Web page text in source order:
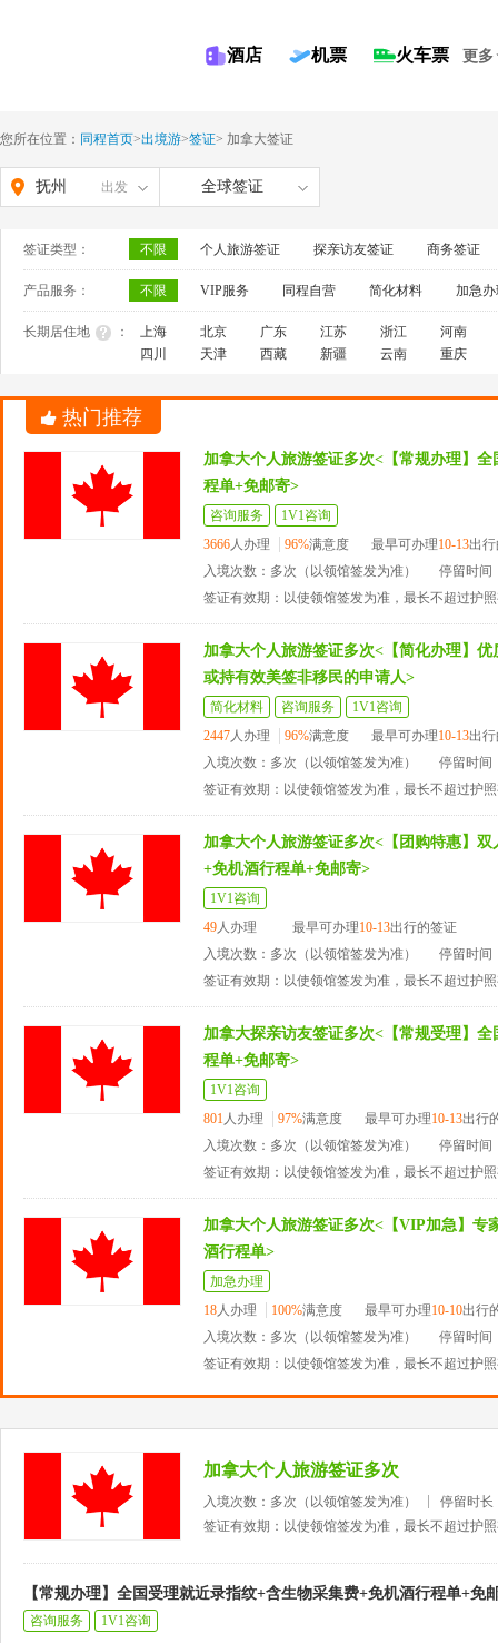
酒店 机票 火车票 更多
您所在位置： 同程首页>出境游>签证> 加拿大签证
抚州 出发 全球签证
签证类型： 不限 个人旅游签证 探亲访友签证 商务签证
产品服务： 不限 VIP服务 同程自营 简化材料 加急
长期居住地 ： 上海 北京 广东 江苏 浙江
河南
四川
天津 西藏 新疆 云南 重庆
热门推荐
加拿大个人旅游签证多次<【常规办理】
程单+免邮寄>
咨询服务
1V1咨询
3666人办理 96%满意度 最早可办理10-13出
入境次数：多次（以领馆签发为准）
停留时间
签证有效期：以使领馆签发为准，最长不超过护
加拿大个人旅游签证多次<【简化办理】
或持有效美签非移民的申请人>
简化材料 咨询服务
1V1咨询
2447人办理 96%满意度 最早可办理10-13出
入境次数：多次（以领馆签发为准）
停留时间
签证有效期：以使领馆签发为准，最长不超过护
加拿大个人旅游签证多次<【团购特惠】
+免机酒行程单+免邮寄>
1V1咨询
49人办理 最早可办理10-13出行的签证
入境次数：多次（以领馆签发为准）
停留时间
签证有效期：以使领馆签发为准，最长不超过护
加拿大探亲访友签证多次<【常规受理】
程单+免邮寄>
1V1咨询
801人办理 97%满意度 最早可办理10-13出行
入境次数：多次（以领馆签发为准）
停留时间
签证有效期：以使领馆签发为准，最长不超过护
加拿大个人旅游签证多次<【VIP加急】专
酒行程单>
加急办理
18人办理 100%满意度 最早可办理10-10出行
入境次数：多次（以领馆签发为准）
停留时间
签证有效期：以使领馆签发为准，最长不超过护
加拿大个人旅游签证多次
入境次数：多次（以领馆签发为准）
停留时长
签证有效期：以使领馆签发为准，最长不超过护
【常规办理】全国受理就近录指纹+含生物采集费+免机酒行程单+免
咨询服务
1V1咨询